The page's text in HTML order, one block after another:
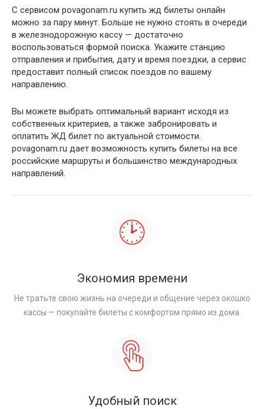
С сервисом povagonam.ru купить жд билеты онлайн
можно за пару минут. Больше не нужно стоять в очереди
в железнодорожную кассу — достаточно
воспользоваться формой поиска. Укажите станцию
отправления и прибытия, дату и время поездки, а сервис
предоставит полный список поездов по вашему
направлению.
Вы можете выбрать оптимальный вариант исходя из
собственных критериев, а также забронировать и
оплатить ЖД билет по актуальной стоимости.
povagonam.ru дает возможность купить билеты на все
российские маршруты и большинство международных
направлений.
Экономия времени
Не тратьте свою жизнь на очереди и общение через окошко
кассы — покупайте билеты с комфортом прямо из дома.
Удобный поиск